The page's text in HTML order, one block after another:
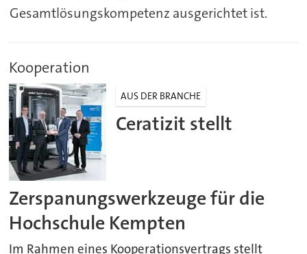
Gesamtlösungskompetenz ausgerichtet ist.
Kooperation
AUS DER BRANCHE
Ceratizit stellt
Zerspanungswerkzeuge für die
Hochschule Kempten
Im Rahmen eines Kooperationsvertrags stellt